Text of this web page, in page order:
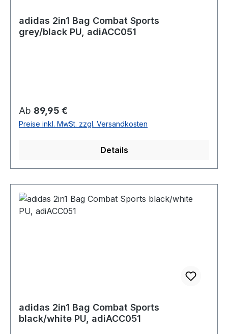
adidas 2in1 Bag Combat Sports
grey/black PU, adiACC051
Regulärer Preis:
Ab 89,95 €
Preise inkl. MwSt. zzgl. Versandkosten
Details
adidas 2in1 Bag Combat Sports
black/white PU, adiACC051